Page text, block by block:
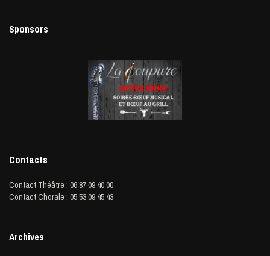
Sponsors
Contacts
Contact Théâtre : 06 87 09 40 00
Contact Chorale : 05 53 09 45 43
Archives